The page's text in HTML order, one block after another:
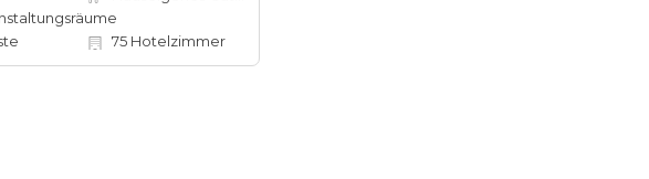
75 Hotelzimmer